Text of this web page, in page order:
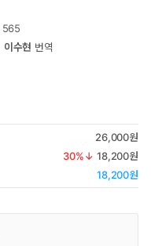
565
이수현 번역
26,000원
30%↓ 18,200원
18,200원